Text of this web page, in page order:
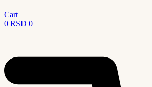
Cart
0 RSD 0